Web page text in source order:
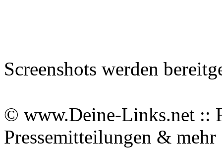
Screenshots werden
© www.Deine-Links.net ::
Pressemitteilungen &